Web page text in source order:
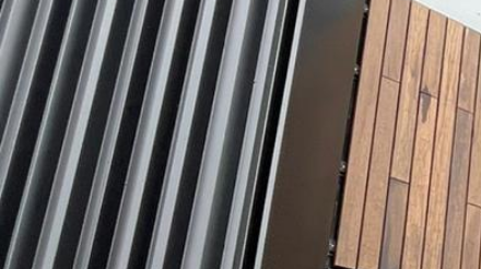
Asbest Bedrijfspand Renovatie